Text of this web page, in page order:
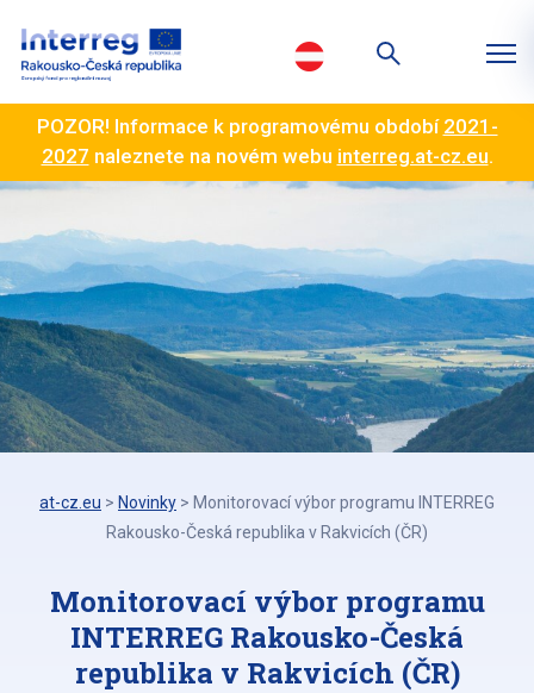
POZOR! Informace k programovému období 2021-
2027 naleznete na novém webu interreg.at-cz.eu.
at-cz.eu > Novinky > Monitorovací výbor programu INTERREG
Rakousko-Česká republika v Rakvicích (ČR)
Monitorovací výbor programu
INTERREG Rakousko-Česká
republika v Rakvicích (ČR)